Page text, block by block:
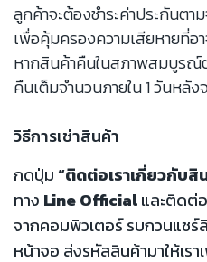
ลูกค้าจะต้องชำระค่าประกันต
เพื่อคุ้มครองความเสียหายที่อ
หากสินค้าคืนในสภาพสมบูรณ์
คืนเต็มจำนวนภายใน 1 วันหลั
วิธีการเช่าสินค้า
กดปุ่ม“ติดต่อเราเกี่ยวกับสิ
ทาง Line Officialและติดต่
จากคอมพิวเตอร์ รบกวนแช
หน้าจอ ส่งรหัสสินค้ามาให้เร